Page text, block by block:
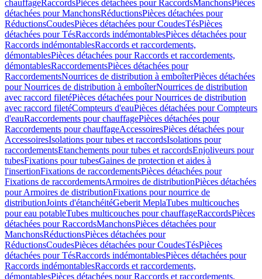
chauffageRaccordsPièces détachées pour RaccordsManchonsPièces
détachées pour ManchonsRéductionsPièces détachées pour
RéductionsCoudesPièces détachées pour CoudesTésPièces
détachées pour TésRaccords indémontablesPièces détachées pour
Raccords indémontablesRaccords et raccordements,
démontablesPièces détachées pour Raccords et raccordements,
démontablesRaccordementsPièces détachées pour
RaccordementsNourrices de distribution à emboîterPièces détachées
pour Nourrices de distribution à emboîterNourrices de distribution
avec raccord filetéPièces détachées pour Nourrices de distribution
avec raccord filetéCompteurs d'eauPièces détachées pour Compteurs
d'eauRaccordements pour chauffagePièces détachées pour
Raccordements pour chauffageAccessoiresPièces détachées pour
AccessoiresIsolations pour tubes et raccordsIsolations pour
raccordementsEtanchements pour tubes et raccordsEnjoliveurs pour
tubesFixations pour tubesGaines de protection et aides à
l'insertionFixations de raccordementsPièces détachées pour
Fixations de raccordementsArmoires de distributionPièces détachées
pour Armoires de distributionFixations pour nourrice de
distributionJoints d'étanchéitéGeberit MeplaTubes multicouches
pour eau potableTubes multicouches pour chauffageRaccordsPièces
détachées pour RaccordsManchonsPièces détachées pour
ManchonsRéductionsPièces détachées pour
RéductionsCoudesPièces détachées pour CoudesTésPièces
détachées pour TésRaccords indémontablesPièces détachées pour
Raccords indémontablesRaccords et raccordements,
démontablesPièces détachées pour Raccords et raccordements,